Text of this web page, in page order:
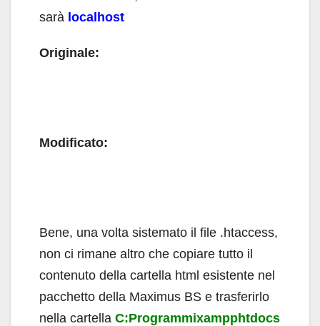
sarà localhost
Originale:
Modificato:
Bene, una volta sistemato il file .htaccess,
non ci rimane altro che copiare tutto il
contenuto della cartella html esistente nel
pacchetto della Maximus BS e trasferirlo
nella cartella C:Programmixampphtdocs